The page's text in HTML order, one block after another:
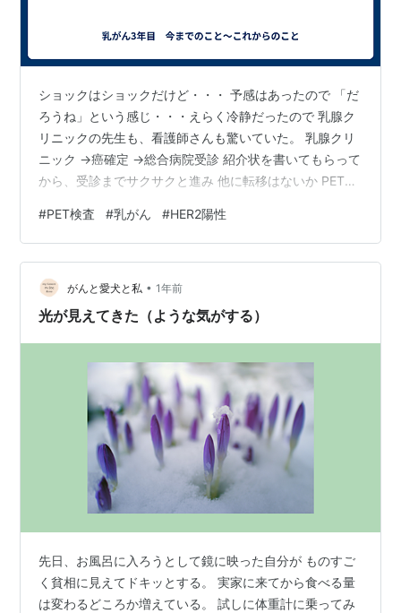
ショックはショックだけど・・・ 予感はあったので 「だ
ろうね」という感じ・・・えらく冷静だったので 乳腺ク
リニックの先生も、看護師さんも驚いていた。 乳腺クリ
ニック →癌確定 →総合病院受診 紹介状を書いてもらって
から、受診までサクサクと進み 他に転移はないか PET検
タイプ HER2陽性 ステージ2B Ki67 99％!!!!! （癌細胞の
増殖スピードを示す数値 20～30％で高値らしい・・）
とにかく進行性が早いらしく 急いで急いで・・・と言わ
れるうちに怖くなって あれよあれよと いう間に 抗がん
剤投与の日程が組まれる。
#PET検査 #乳がん #HER2陽性
がんと愛犬と私 • 1年前
光が見えてきた（ような気がする）
先日、お風呂に入ろうとして鏡に映った自分が ものすご
く貧相に見えてドキッとする。 実家に来てから食べる量
は変わるどころか増えている。 試しに体重計に乗ってみ